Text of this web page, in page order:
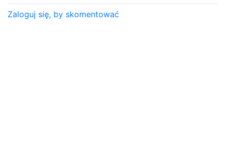
Zaloguj się, by skomentować